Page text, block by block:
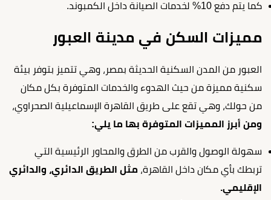
كما يتم دفع 10% لخدمات الصيانة داخل الكمبوند.
مميزات السكن في مدينة العبور
العبور من المدن السكنية الحديثة بمصر، وهي تتميز بتوفر بيئة
سكنية مميزة من حيث الهدوء والخدمات المتوفرة بكل مكان
من حولك، وهي تقع على طريق القاهرة الإسماعيلية الصحراوي،
ومن أبرز المميزات المتوفرة بها ما يلي:
سهولة الوصول والقرب من الطرق والمحاور الرئيسية التي
تربطك بأي مكان داخل القاهرة، مثل الطريق الدائري، والدائري
الإقليمي.